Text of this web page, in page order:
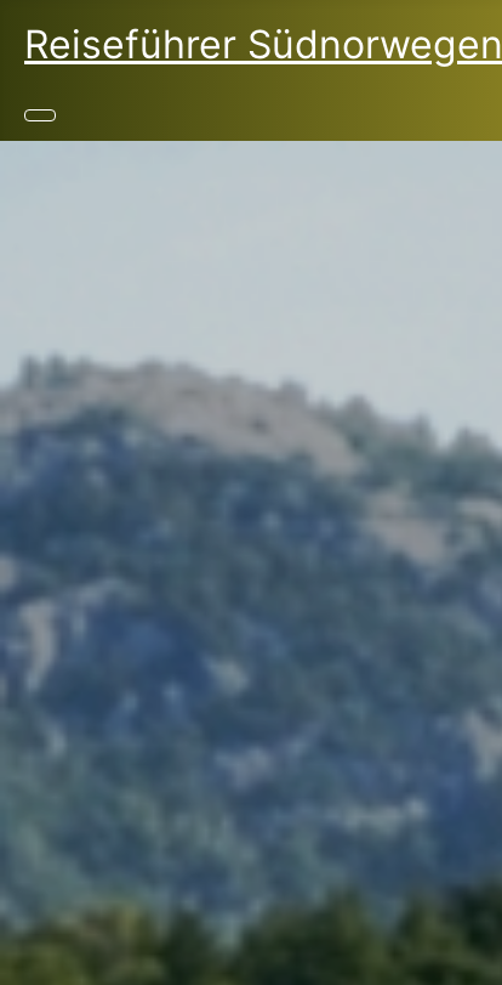
Reiseführer Südnorwegen